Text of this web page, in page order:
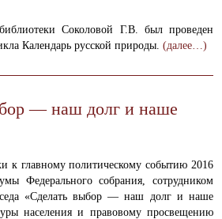
Соколовой Г.В. был проведен
Календарь русской природы. (далее…)
— наш долг и наше
к главному политическому событию 2016
Федерального собрания, сотрудником
«Сделать выбор — наш долг и наше
населения и правовому просвещению